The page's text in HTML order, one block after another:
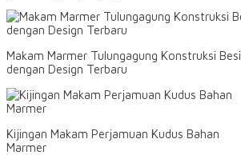
Makam Marmer Tulungagung Konstruksi Besi
dengan Design Terbaru
Kijingan Makam Perjamuan Kudus Bahan
Marmer